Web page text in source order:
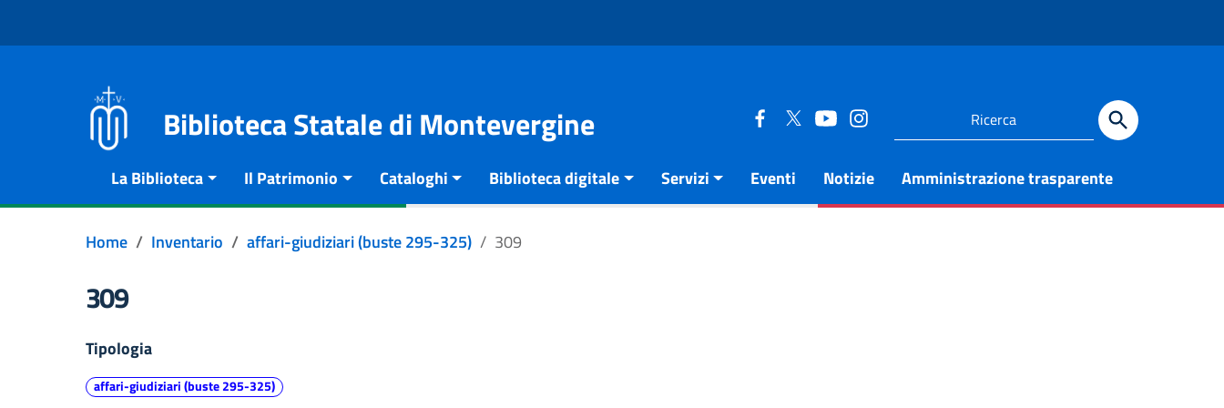
Biblioteca Statale di Montevergine
La Biblioteca Il Patrimonio Cataloghi Biblioteca digitale Servizi Eventi Notizie Amministrazione trasparente
Home Inventario affari-giudiziari (buste 295-325) 309
309
Tipologia
affari-giudiziari (buste 295-325)